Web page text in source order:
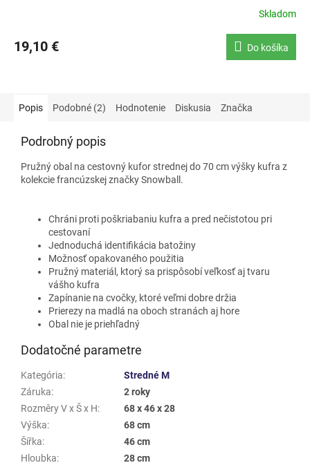
Skladom
19,10 € Do košíka
Popis Podobné (2) Hodnotenie Diskusia Značka
Podrobný popis
Pružný obal na cestovný kufor strednej do 70 cm výšky kufra z
kolekcie francúzskej značky Snowball.
Chráni proti poškriabaniu kufra a pred nečistotou pri
cestovaní
Jednoduchá identifikácia batožiny
Možnosť opakovaného použitia
Pružný materiál, ktorý sa prispôsobí veľkosť aj tvaru
vášho kufra
Zapínanie na cvočky, ktoré veľmi dobre držia
Prierezy na madlá na oboch stranách aj hore
Obal nie je priehľadný
Dodatočné parametre
Kategória:
Stredné M
Záruka:
2 roky
Rozměry V x Š x H:
68 x 46 x 28
Výška:
68 cm
Šířka:
46 cm
Hloubka:
28 cm